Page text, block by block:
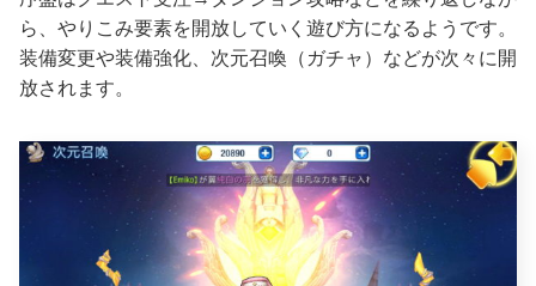
ら、やりこみ要素を開放していく遊び方になるようです。
装備変更や装備強化、次元召喚（ガチャ）などが次々に開
放されます。